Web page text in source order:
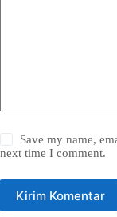
Save my name,
next time I comment.
Kirim Komentar